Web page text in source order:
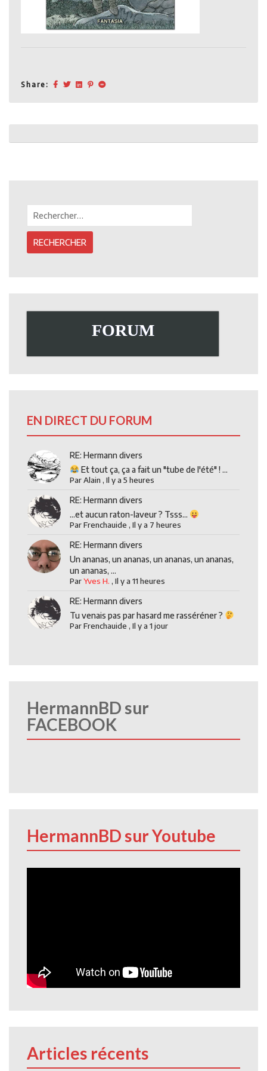
Share:
Post
FORUM
EN DIRECT DU FORUM
RE: Hermann divers
Et tout ça, ça a fait un "tube de l'été" ! ...
ParAlain ,Il y a 5 heures
RE: Hermann divers
...et aucun raton-laveur ? Tsss...
ParFrenchauide ,Il y a 7 heures
RE: Hermann divers
Un ananas, un ananas, un ananas, un ananas,
un ananas, ...
ParYves H. ,Il y a 11 heures
RE: Hermann divers
Tu venais pas par hasard me rasséréner ?
ParFrenchauide ,Il y a 1 jour
HermannBD sur
FACEBOOK
HermannBD sur Youtube
Articles récents